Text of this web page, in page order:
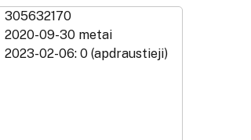
305632170
2020-09-30 metai
2023-02-06: 0 (apdraustieji)